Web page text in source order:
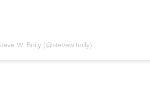
W. Boily (@stevew.boily)